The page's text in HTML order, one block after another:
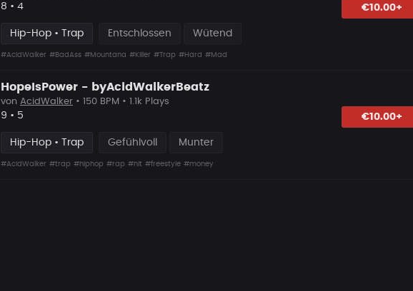
€10.00+
Likes
8 • Vorgeschlagen
4
Hip-Hop • Trap Entschlossen Wütend
#AcidWalker #BadAss #Mountana #Killer #Trap #Hard #Mad
HopeIsPower - byAcidWalkerBeatz
€10.00+
von AcidWalker • 150 BPM • 1.1k Plays
Likes
9 • Vorgeschlagen
5
Hip-Hop • Trap Gefühlvoll Munter
#AcidWalker #trap #hiphop #rap #hit #freestyle #money